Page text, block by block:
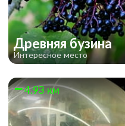
Древняя бузина
Интересное место
4.93 км